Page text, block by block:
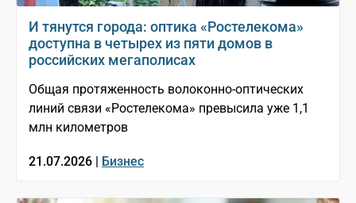
И тянутся города: оптика «Ростелекома»
доступна в четырех из пяти домов в
российских мегаполисах
Общая протяженность волоконно-оптических
линий связи «Ростелекома» превысила уже 1,1
млн километров
21.07.2026 | Бизнес